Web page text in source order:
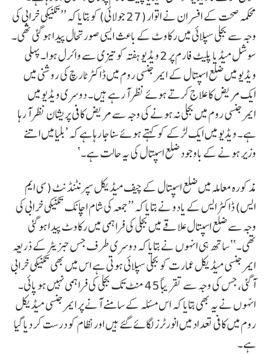
محکمہ صحت کے افسران نے اتوار (27 جولائی) کو بتایا کہ ’’تکنیکی خرابی کی
وجہ سے بجلی سپلائی میں رکاوٹ کے باعث ایسی صورتحال پیدا ہو گئی تھی۔
سوشل میڈیا پلیٹ فارم پر 2 ویڈیو ہفتہ کو تیزی سے وائرل ہوا۔ پہلی
ویڈیو میں ضلع اسپتال کے ایمرجنسی روم میں ڈاکٹر ٹارچ کی روشنی میں
ایک مریض کا علاج کرتے ہوئے نظر آ رہے ہیں۔ دوسری ویڈیو میں
ایمرجنسی روم میں بجلی نہ ہونے کی وجہ سے مریض کافی پریشان نظر آ رہا
ہے۔ ویڈیو میں ایک لڑکے کو کہتے ہوئے سنا جا رہا ہے کہ ’بلیا میں اتنے
وزیر ہونے کے باوجود ضلع اسپتال کی یہ حالت ہے۔‘
مذکورہ معاملہ میں ضلع اسپتال کے چیف میڈیکل سپرنٹنڈنٹ (سی ایم
ایس) ڈاکٹر ایس کے یادو نے بتایا کہ ’’جمعہ کی شام اچانک تکنیکی خرابی کی
وجہ سے ضلع اسپتال علاقے میں بجلی کی فراہمی میں رکاوٹ پیدا ہو گئی
تھی۔‘‘ ساتھ ہی انہوں نے بتایا کہ دوسری طرف جس جنریٹر کے ذریعہ
ایمرجنسی میڈیکل عمارت کو بجلی سپلائی ہوتی ہے اس میں بھی تکنیکی خرابی
آ گئی، جس کی وجہ سے تقریباً 45 منٹ تک بجلی کی فراہمی نہیں ہو پائی۔
انہوں نے یہ بھی بتایا کہ اس مسئلہ کے سامنے آنے پر ایمرجنسی میڈیکل
روم میں کافی تعداد میں انورٹرز لگائے گئے ہیں اور نظام کو درست کر دیا گیا
ہے۔